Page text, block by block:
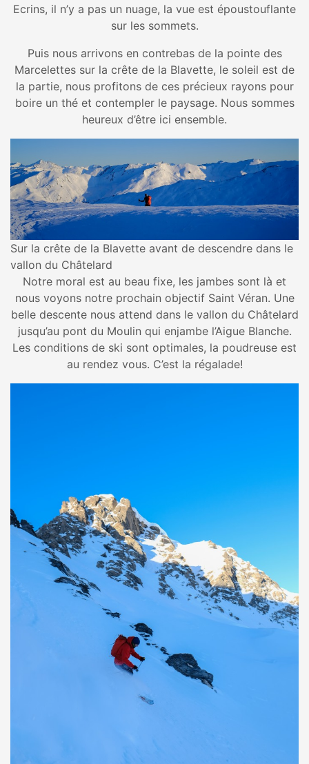
Ecrins, il n’y a pas un nuage, la vue est époustouflante
sur les sommets.
Puis nous arrivons en contrebas de la pointe des
Marcelettes sur la crête de la Blavette, le soleil est de
la partie, nous profitons de ces précieux rayons pour
boire un thé et contempler le paysage. Nous sommes
heureux d’être ici ensemble.
Sur la crête de la Blavette avant de descendre dans le
vallon du Châtelard
Notre moral est au beau fixe, les jambes sont là et
nous voyons notre prochain objectif Saint Véran. Une
belle descente nous attend dans le vallon du Châtelard
jusqu’au pont du Moulin qui enjambe l’Aigue Blanche.
Les conditions de ski sont optimales, la poudreuse est
au rendez vous. C’est la régalade!